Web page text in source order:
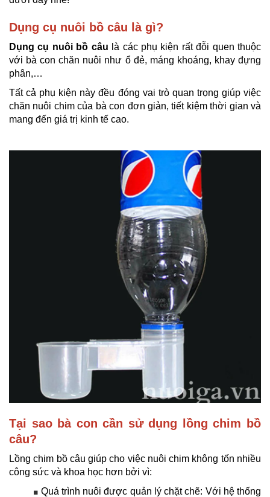
Dụng cụ nuôi bồ câu là gì?
Dụng cụ nuôi bồ câu là các phụ kiện rất đỗi quen thuộc
với bà con chăn nuôi như ổ đẻ, máng khoáng, khay đựng
phân,…
Tất cả phụ kiện này đều đóng vai trò quan trọng giúp việc
chăn nuôi chim của bà con đơn giản, tiết kiệm thời gian và
mang đến giá trị kinh tế cao.
Tại sao bà con cần sử dụng lồng chim bồ
câu?
Lồng chim bồ câu giúp cho việc nuôi chim không tốn nhiều
công sức và khoa học hơn bởi vì:
■ Quá trình nuôi được quản lý chặt chẽ: Với hệ thống